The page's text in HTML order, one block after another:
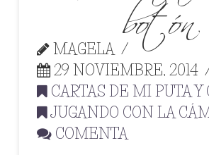
MAGELA
29 NOVIEMBRE, 2014
CARTAS DE MI PUTA Y
JUGANDO CON LA
COMENTA